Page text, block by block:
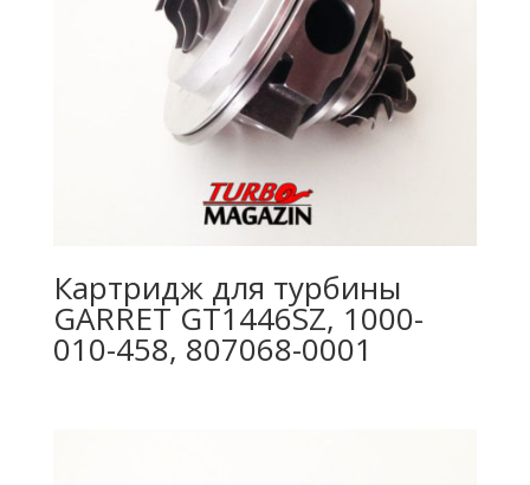
Картридж для турбины
GARRET GT1446SZ, 1000-
010-458, 807068-0001